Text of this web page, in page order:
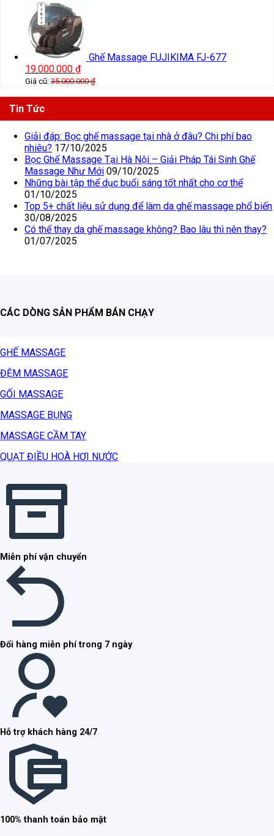
Ghế Massage FUJIKIMA FJ-677
19.000.000 ₫
Giá cũ: 35.000.000₫
Tin Tức
Giải đáp: Bọc ghế massage tại nhà ở đâu? Chi phí bao
nhiêu? 17/10/2025
Bọc Ghế Massage Tại Hà Nội – Giải Pháp Tái Sinh Ghế
Massage Như Mới 09/10/2025
Những bài tập thể dục buổi sáng tốt nhất cho cơ thể
01/10/2025
Top 5+ chất liệu sử dụng để làm da ghế massage phổ biến
30/08/2025
Có thể thay da ghế massage không? Bao lâu thì nên thay?
01/07/2025
CÁC DÒNG SẢN PHẨM BÁN CHẠY
GHẾ MASSAGE
ĐỆM MASSAGE
GỐI MASSAGE
MASSAGE BỤNG
MASSAGE CẦM TAY
QUẠT ĐIỀU HOÀ HƠI NƯỚC
Miễn phí vận chuyển
Đổi hàng miễn phí trong 7 ngày
Hỗ trợ khách hàng 24/7
100% thanh toán bảo mật